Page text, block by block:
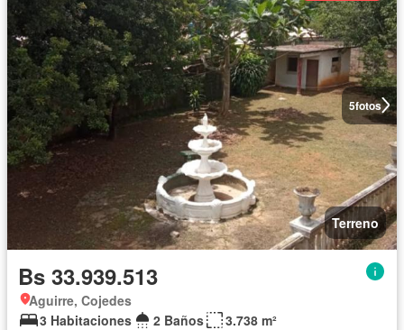
5fotos
Terreno
Bs 33.939.513
Aguirre, Cojedes
3 Habitaciones
2 Baños
3.738 m²